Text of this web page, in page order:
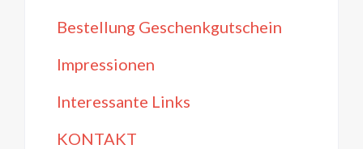
Bestellung Geschenkgutschein
Impressionen
Interessante Links
KONTAKT